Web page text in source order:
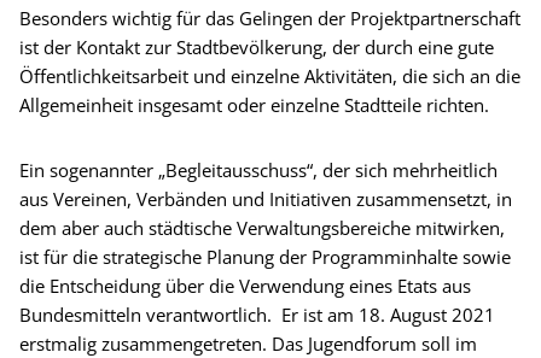
Besonders wichtig für das Gelingen der Projektpartnerschaft
ist der Kontakt zur Stadtbevölkerung, der durch eine gute
Öffentlichkeitsarbeit und einzelne Aktivitäten, die sich an die
Allgemeinheit insgesamt oder einzelne Stadtteile richten.
Ein sogenannter „Begleitausschuss“, der sich mehrheitlich
aus Vereinen, Verbänden und Initiativen zusammensetzt, in
dem aber auch städtische Verwaltungsbereiche mitwirken,
ist für die strategische Planung der Programminhalte sowie
die Entscheidung über die Verwendung eines Etats aus
Bundesmitteln verantwortlich. Er ist am 18. August 2021
erstmalig zusammengetreten. Das Jugendforum soll im